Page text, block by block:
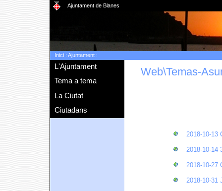
Ajuntament de Blanes
Inici: Ajuntament:
L'Ajuntament
Tema a tema
La Ciutat
Ciutadans
Web\Temas-
2018-10-13
2018-10-14
2018-10-27
2018-10-31